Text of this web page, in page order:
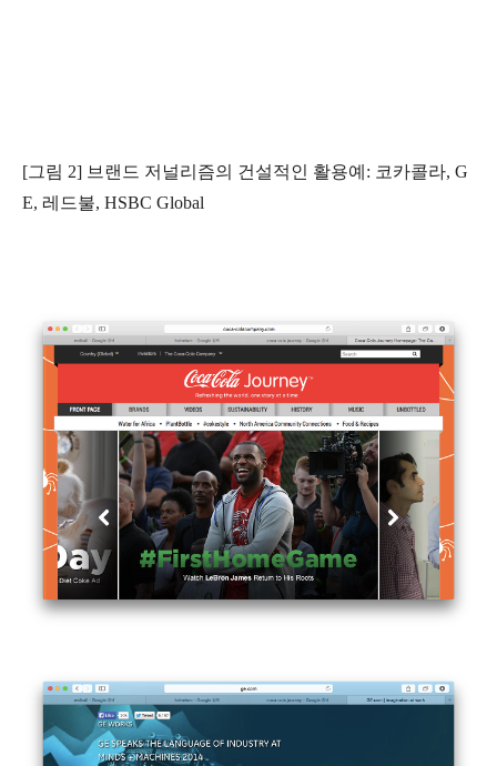
[그림 2] 브랜드 저널리즘의 건설적인 활용예: 코카콜라, G
E, 레드불, HSBC Global